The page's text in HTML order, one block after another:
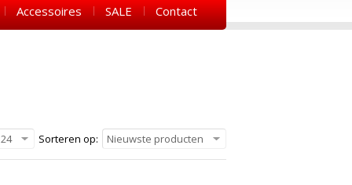
Accessoires SALE Contact
Sorteren op: Nieuwste producten
24